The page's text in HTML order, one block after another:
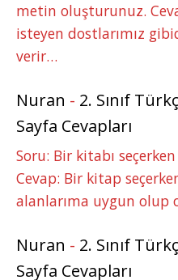
metin oluşturunuz.
isteyen dostlarımız
verir…
Nuran - 2. Sınıf
Sayfa Cevapları
Soru: Bir kitabı
Cevap: Bir kitap
alanlarıma uygun olup
Nuran - 2. Sınıf
Sayfa Cevapları